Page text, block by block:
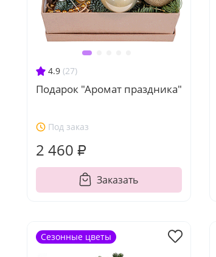
4.9 (27)
Подарок "Аромат праздника"
Под заказ
2 460 ₽
Заказать
Сезонные цветы